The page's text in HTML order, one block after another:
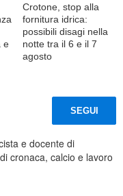
e
Crotone, stop alla
fornitura idrica:
possibili disagi nella
notte tra il 6 e il 7
agosto
SEGUI
e docente di
cronaca, calcio e lavoro